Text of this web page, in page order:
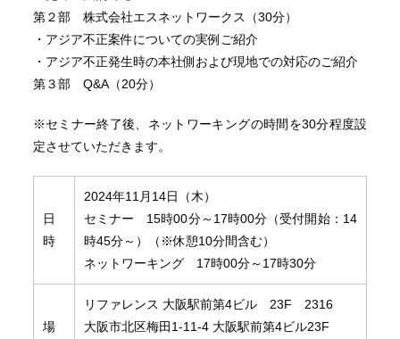
第２部 株式会社エスネットワークス（30分）
・アジア不正案件についての実例ご紹介
・アジア不正発生時の本社側および現地での対応のご紹介
第３部 Q&A（20分）
※セミナー終了後、ネットワーキングの時間を30分程度設
定させていただきます。
日
時
2024年11月14日（木）
セミナー 15時00分～17時00分（受付開始：14
時45分～）（※休憩10分間含む）
ネットワーキング 17時00分～17時30分
場
リファレンス 大阪駅前第4ビル 23F 2316
大阪市北区梅田1-11-4 大阪駅前第4ビル23F